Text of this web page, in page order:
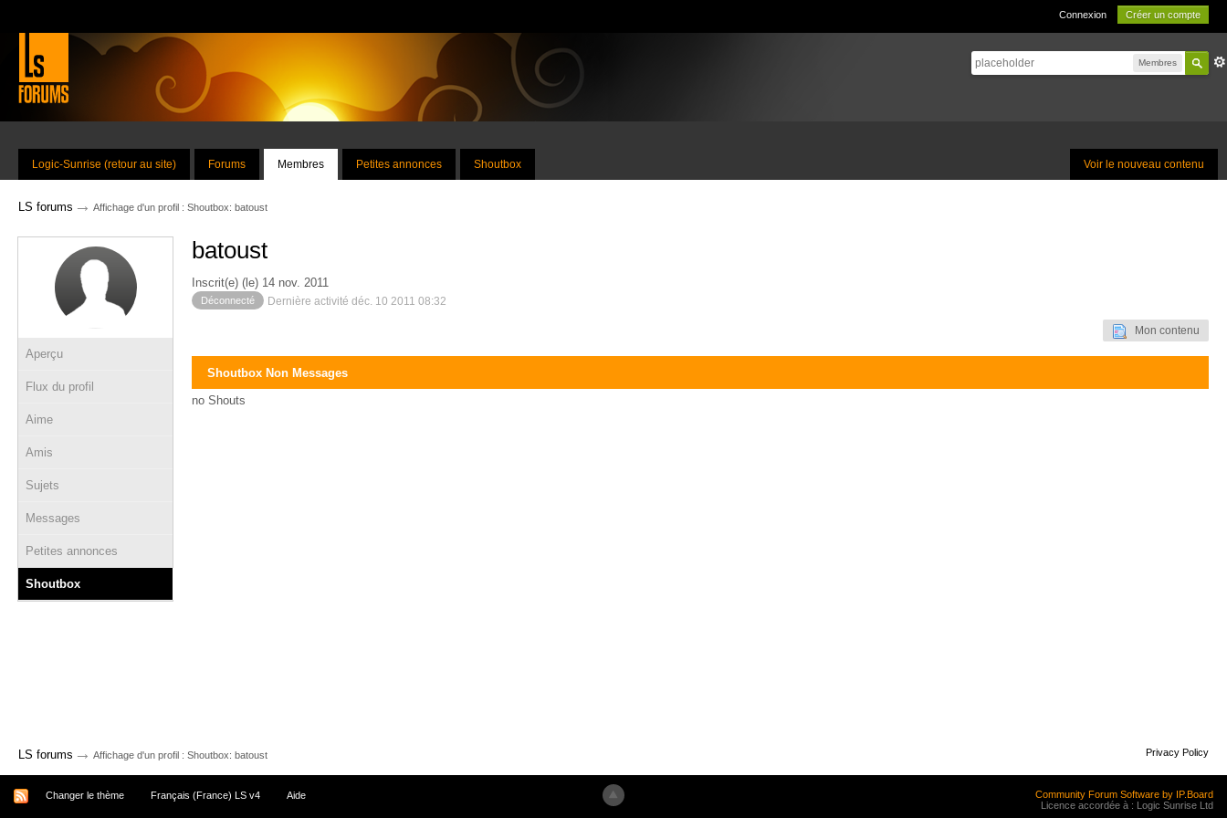
Connexion Créer un compte
Membres
Voir le nouveau contenu
Logic-Sunrise (retour au site) Forums Membres Petites annonces Shoutbox
LS forums → Affichage d'un profil : Shoutbox: batoust
Aperçu
Flux du profil
Aime
Amis
Sujets
Messages
Petites annonces
Shoutbox
batoust
Inscrit(e) (le) 14 nov. 2011
Déconnecté Dernière activité déc. 10 2011 08:32
Mon contenu
Shoutbox Non Messages
no Shouts
LS forums → Affichage d'un profil : Shoutbox: batoust Privacy Policy
Changer le thème Français (France) LS v4 Aide
Community Forum Software by IP.Board
Licence accordée à : Logic Sunrise Ltd